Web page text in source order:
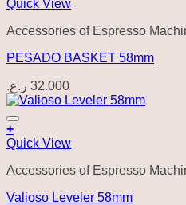
Quick View
Accessories of Espresso
PESADO BASKET 58mm
32.000 ر.ع.
+
Quick View
Accessories of Espresso
Valioso Leveler 58mm